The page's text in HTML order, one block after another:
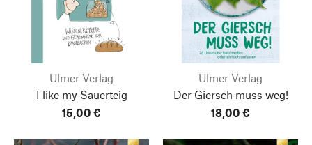
Ulmer Verlag
I like my Sauerteig
15,00 €
Ulmer Verlag
Der Giersch muss weg!
18,00 €